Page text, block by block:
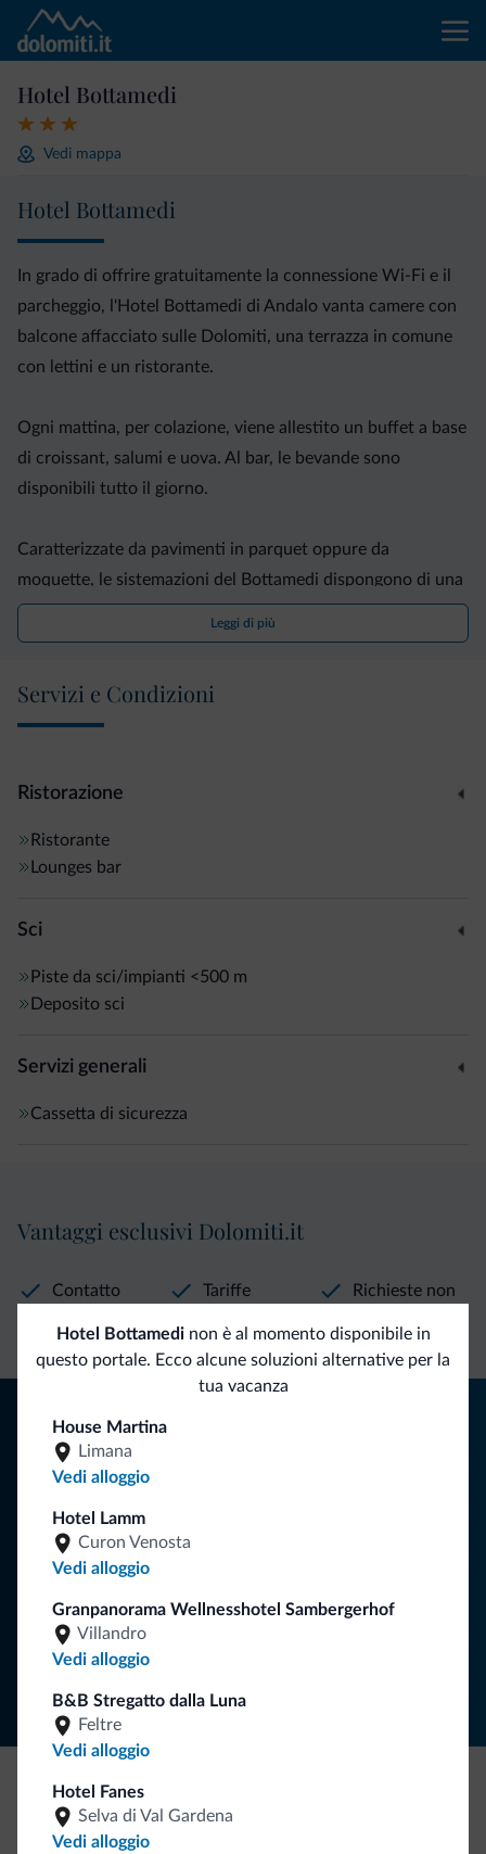
Hotel Bottamedi
Vedi mappa
Hotel Bottamedi
In grado di offrire gratuitamente la connessione Wi-Fi e il
parcheggio, l'Hotel Bottamedi di Andalo vanta camere con
balcone affacciato sulle Dolomiti, una terrazza in comune
con lettini e un ristorante.
Ogni mattina, per colazione, viene allestito un buffet a base
di croissant, salumi e uova. Al bar, le bevande sono
disponibili tutto il giorno.
Caratterizzate da pavimenti in parquet oppure da
moquette, le sistemazioni del Bottamedi dispongono di una
TV satellitare a schermo piatto e di un bagno privato con
set di cortesia e asciugacapelli.
Distante 80 metri dalla funivia di Andalo-Doss Pela,
l'albergo sorge in una zona in cui non mancano le
Leggi di più
Servizi e Condizioni
Ristorazione
Ristorante
Lounges bar
Sci
Piste da sci/impianti <500 m
Deposito sci
Servizi generali
Cassetta di sicurezza
Hotel Bottamedinon è al momento disponibile in
questo portale. Ecco alcune soluzioni alternative per la
tua vacanza
House Martina
Limana
Vedi alloggio
Hotel Lamm
Curon Venosta
Vedi alloggio
Granpanorama Wellnesshotel Sambergerhof
Villandro
Vedi alloggio
B&B Stregatto dalla Luna
Feltre
Vedi alloggio
Hotel Fanes
Selva di Val Gardena
Vedi alloggio
Vantaggi esclusivi Dolomiti.it
Contatto
Tariffe
Richieste non
Riceverai informazioni, offerte esclusive e news per la tua
ISCRIVITI ALLA NEWSLETTER
Be Original, scopri la nuova collezione
Ce l'avete chiesto in tanti. Ecco la nuova collezione firmata